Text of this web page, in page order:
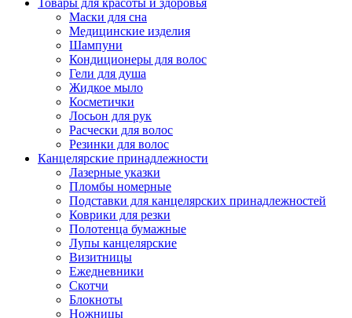
Товары для красоты и здоровья
Маски для сна
Медицинские изделия
Шампуни
Кондиционеры для волос
Гели для душа
Жидкое мыло
Косметички
Лосьон для рук
Расчески для волос
Резинки для волос
Канцелярские принадлежности
Лазерные указки
Пломбы номерные
Подставки для канцелярских принадлежностей
Коврики для резки
Полотенца бумажные
Лупы канцелярские
Визитницы
Ежедневники
Скотчи
Блокноты
Ножницы